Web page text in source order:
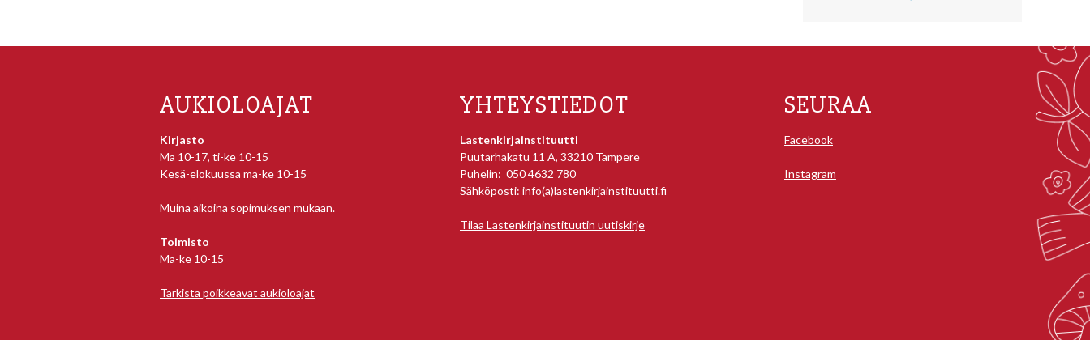
AUKIOLOAJAT
Kirjasto
Ma 10-17, ti-ke 10-15
Kesä-elokuussa ma-ke 10-15
Muina aikoina sopimuksen mukaan.
Toimisto
Ma-ke 10-15
Tarkista poikkeavat aukioloajat
YHTEYSTIEDOT
Lastenkirjainstituutti
Puutarhakatu 11 A, 33210 Tampere
Puhelin: 050 4632 780
Sähköposti: info(a)lastenkirjainstituutti.fi
Tilaa Lastenkirjainstituutin uutiskirje
SEURAA
Facebook
Instagram